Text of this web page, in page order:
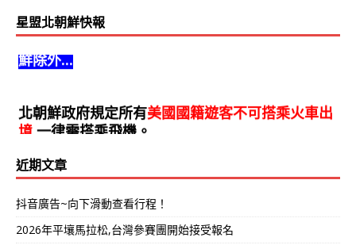
星盟北朝鮮快報
北朝鮮政府歡迎全球遊客前來北朝鮮旅遊,但是南朝
鮮除外...
北朝鮮政府規定所有美國國籍遊客不可搭乘火車出
境,一律需搭乘飛機。
近期文章
抖音廣告~向下滑動查看行程！
2026年平壤馬拉松,台灣參賽團開始接受報名